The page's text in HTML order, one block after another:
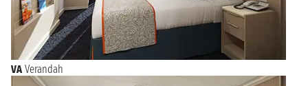
VA Verandah